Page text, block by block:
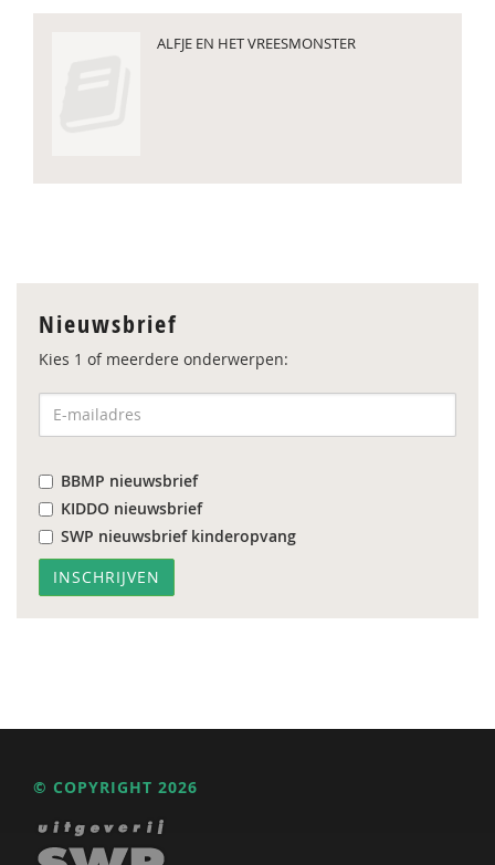
ALFJE EN HET VREESMONSTER
Nieuwsbrief
Kies 1 of meerdere onderwerpen:
BBMP nieuwsbrief
KIDDO nieuwsbrief
SWP nieuwsbrief kinderopvang
© COPYRIGHT 2026